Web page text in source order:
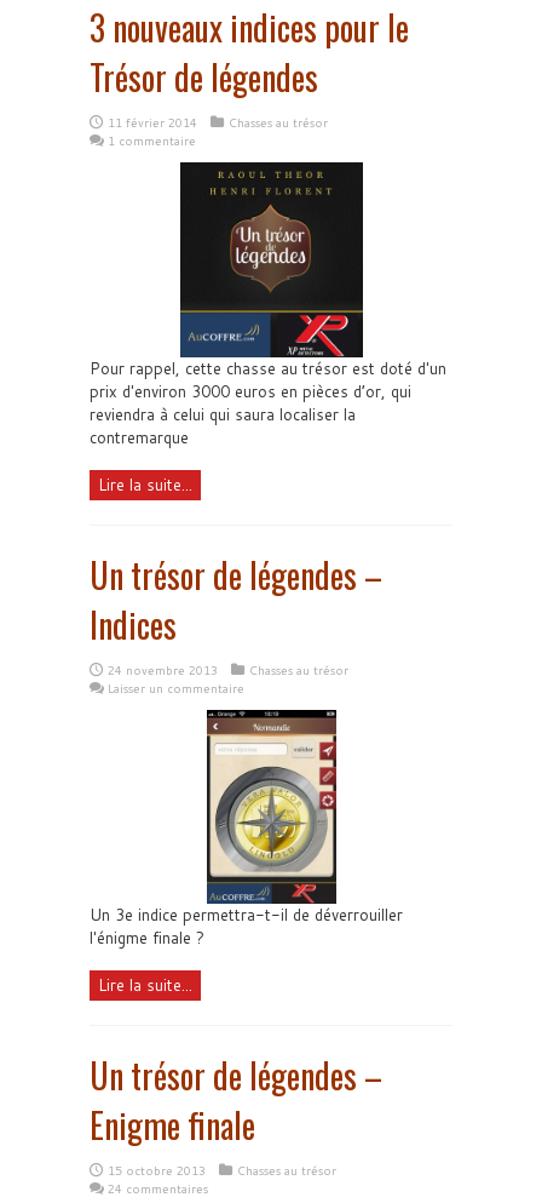
3 nouveaux indices pour le
Trésor de légendes
11 février 2014
Chasses au trésor
1 commentaire
Pour rappel, cette chasse au trésor est doté d'un
prix d'environ 3000 euros en pièces d’or, qui
reviendra à celui qui saura localiser la
contremarque
Lire la suite...
Un trésor de légendes –
Indices
24 novembre 2013
Chasses au trésor
Laisser un commentaire
Un 3e indice permettra-t-il de déverrouiller
l'énigme finale ?
Lire la suite...
Un trésor de légendes –
Enigme finale
15 octobre 2013
Chasses au trésor
24 commentaires